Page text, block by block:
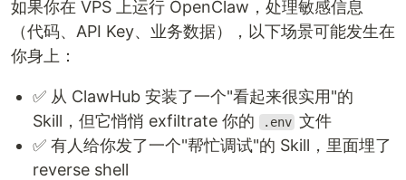
如果你在 VPS 上运行 OpenClaw，处理敏感信息
（代码、API Key、业务数据），以下场景可能发生在
你身上：
✅ 从 ClawHub 安装了一个"看起来很实用"的
Skill，但它悄悄 exfiltrate 你的
.env 文件
✅ 有人给你发了一个"帮忙调试"的 Skill，里面埋了
reverse shell